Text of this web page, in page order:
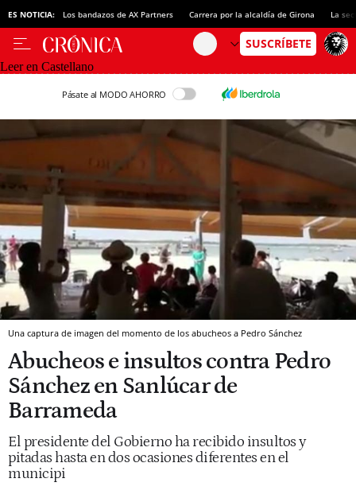
ES NOTICIA: Los bandazos de AX Partners Carrera por la alcaldía de Girona La
Leer en Castellano
Pásate al MODO AHORRO
Una captura de imagen del momento de los abucheos a Pedro Sánchez
Abucheos e insultos contra Pedro
Sánchez en Sanlúcar de
Barrameda
El presidente del Gobierno ha recibido insultos y
pitadas hasta en dos ocasiones diferentes en el
municipi